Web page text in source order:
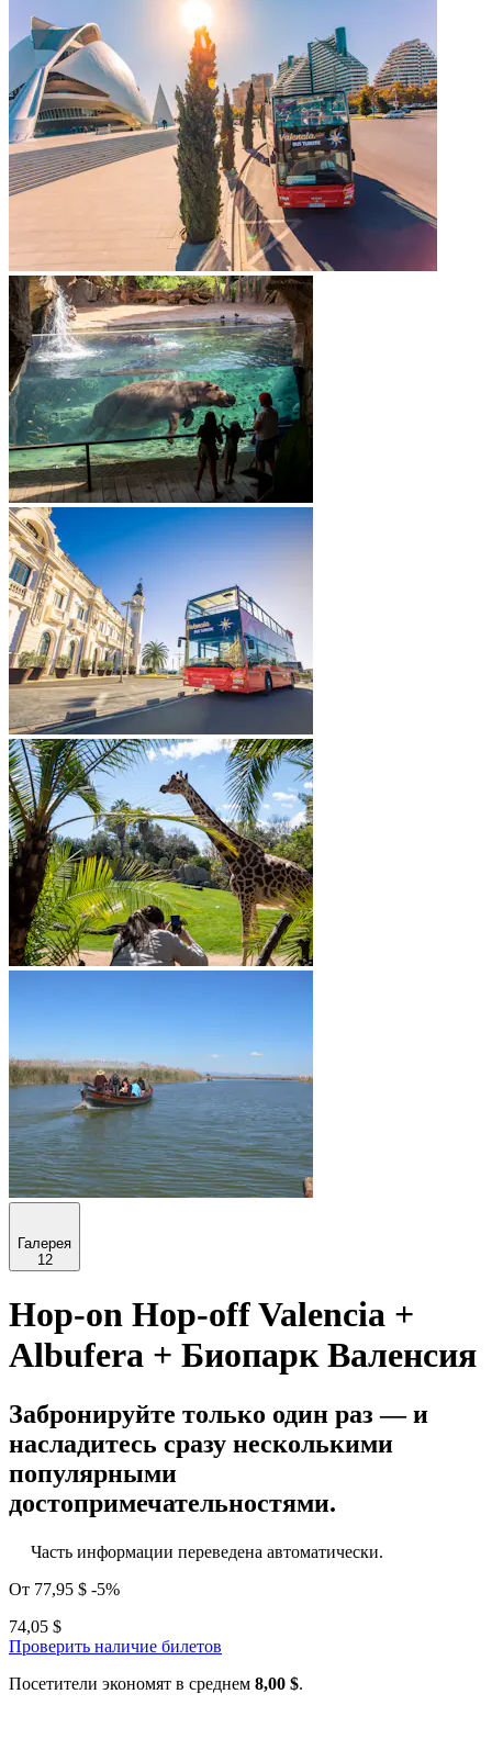
Галерея
12
Hop-on Hop-off Valencia +
Albufera + Биопарк Валенсия
Забронируйте только один раз — и
насладитесь сразу несколькими
популярными
достопримечательностями.
Часть информации переведена автоматически.
От 77,95 $ -5%
74,05 $
Проверить наличие билетов
Посетители экономят в среднем 8,00 $.